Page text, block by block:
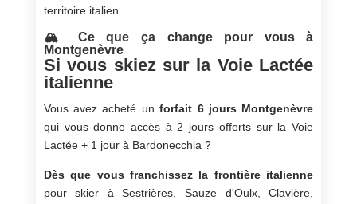
territoire italien.
🏔️ Ce que ça change pour vous à
Montgenèvre
Si vous skiez sur la Voie Lactée
italienne
Vous avez acheté unforfait 6 jours Montgenèvre
qui vous donne accès à 2 jours offerts sur la Voie
Lactée + 1 jour à Bardonecchia ?
Dès que vous franchissez la frontière italienne
pour skier à Sestrières, Sauze d'Oulx, Clavière,